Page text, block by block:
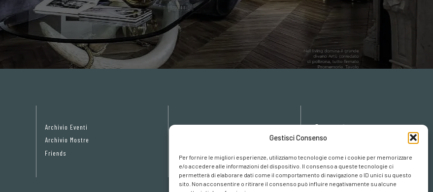
Gestisci Consenso
Per fornire le migliori esperienze, utilizziamo tecnologie come i cookie per memorizzare
e/o accedere alle informazioni del dispositivo. Il consenso a queste tecnologie ci
permetterà di elaborare dati come il comportamento di navigazione o ID unici su questo
sito. Non acconsentire o ritirare il consenso può influire negativamente su alcune
Archivio Eventi
Archivio Mostre
Friends
Privacy Policy